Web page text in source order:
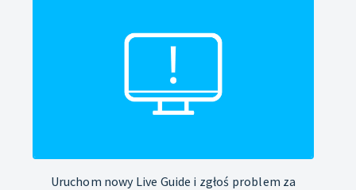
Uruchom nowy Live Guide i zgłoś problem za